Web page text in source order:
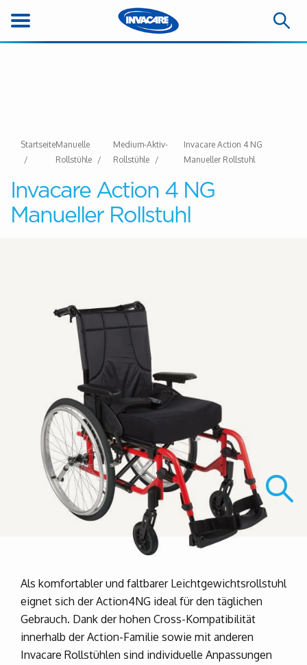
StartseiteManuelle
Rollstühle
Medium-Aktiv-
Rollstühle
Invacare Action 4 NG
Manueller Rollstuhl
Invacare Action 4 NG
Manueller Rollstuhl
Als komfortabler und faltbarer Leichtgewichtsrollstuhl
eignet sich der Action4NG ideal für den täglichen
Gebrauch. Dank der hohen Cross-Kompatibilität
innerhalb der Action-Familie sowie mit anderen
Invacare Rollstühlen sind individuelle Anpassungen